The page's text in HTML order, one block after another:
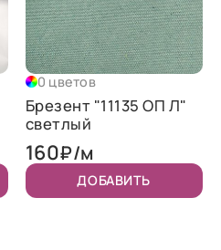
0 цветов
Брезент "11135 ОП Л"
светлый
160₽/м
ДОБАВИТЬ